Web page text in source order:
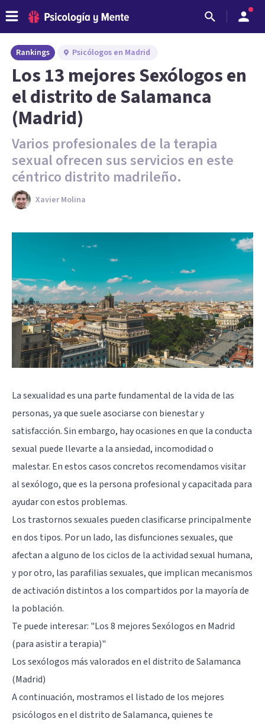
Rankings Psicólogos en Madrid
Los 13 mejores Sexólogos en
el distrito de Salamanca
(Madrid)
Varios profesionales de la terapia
sexual ofrecen sus servicios en este
céntrico distrito madrileño.
Xavier Molina
La sexualidad es una parte fundamental de la vida de las
personas, ya que suele asociarse con bienestar y
satisfacción. Sin embargo, hay ocasiones en que la conducta
sexual puede llevarte a la ansiedad, incomodidad o
malestar. En estos casos concretos recomendamos visitar
al sexólogo, que es la persona profesional y capacitada para
ayudar con estos problemas.
Los trastornos sexuales pueden clasificarse principalmente
en dos tipos. Por un lado, las disfunciones sexuales, que
afectan a alguno de los ciclos de la actividad sexual humana,
y por otro, las parafilias sexuales, que implican mecanismos
de activación distintos a los compartidos por la mayoría de
la población.
Te puede interesar: "Los 8 mejores Sexólogos en Madrid
(para asistir a terapia)"
Los sexólogos más valorados en el distrito de Salamanca
(Madrid)
A continuación, mostramos el listado de los mejores
psicólogos en el distrito de Salamanca, quienes te